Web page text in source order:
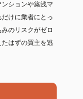
ションや築浅マ
けに業者にとっ
のリスクがゼロ
はずの買主を逃